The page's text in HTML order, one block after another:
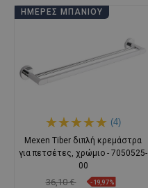
ΗΜΈΡΕΣ ΜΠΆΝΙΟΥ
(4)
Mexen Tiber διπλή κρεμάστρα
για πετσέτες, χρώμιο - 7050525-
00
36,10 € -19,97%